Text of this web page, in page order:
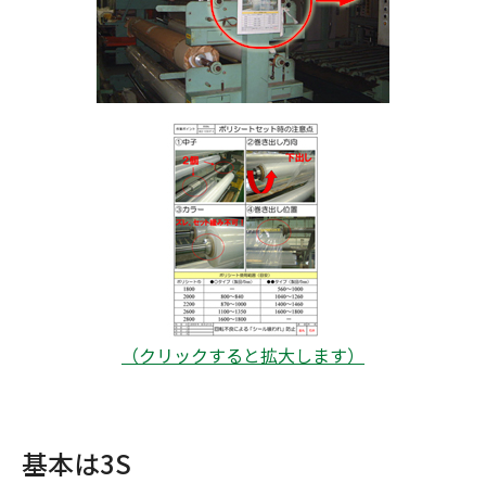
（クリックすると拡大します）
基本は3S